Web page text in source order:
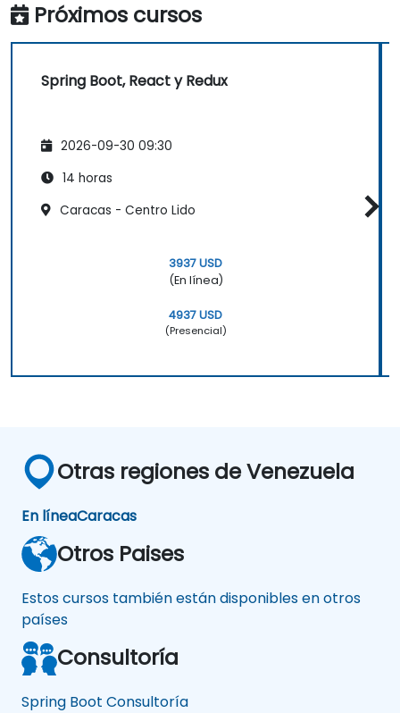
Próximos cursos
Spring Boot, React y Redux
2026-09-30 09:30
14 horas
Caracas - Centro Lido
3937 USD
(En línea)
4937 USD
(Presencial)
Otras regiones de Venezuela
En líneaCaracas
Otros Paises
Estos cursos también están disponibles en otros
países
Consultoría
Spring Boot Consultoría